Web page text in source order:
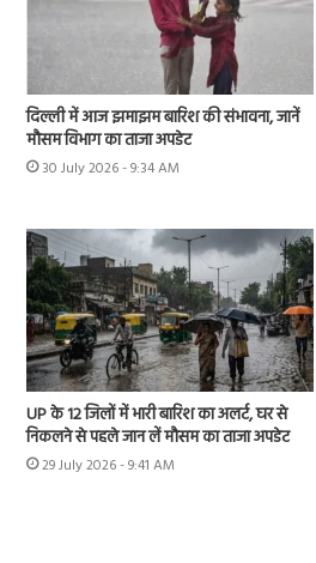
दिल्ली में आज झमाझम बारिश की संभावना, जानें
मौसम विभाग का ताजा अपडेट
30 July 2026 - 9:34 AM
UP के 12 जिलों में भारी बारिश का अलर्ट, घर से
निकलने से पहले जान लें मौसम का ताजा अपडेट
29 July 2026 - 9:41 AM